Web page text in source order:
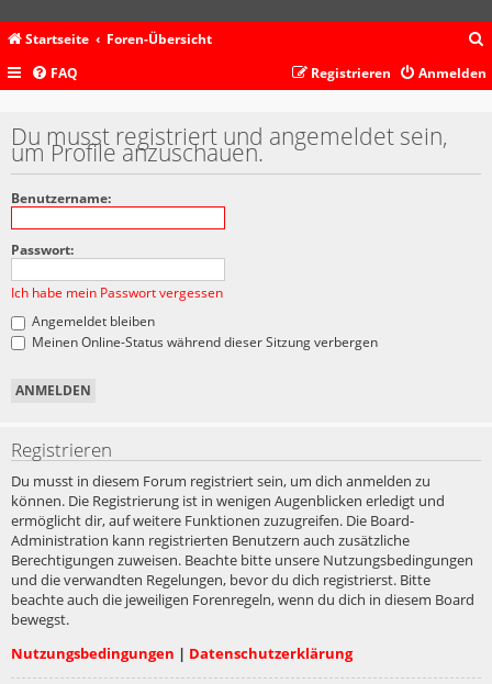
Startseite Foren-Übersicht
c
FAQ Anmelden
Registrieren
Du musst registriert und angemeldet sein,
um Profile anzuschauen.
Benutzername:
Passwort:
Ich habe mein Passwort vergessen
Angemeldet bleiben
Meinen Online-Status während dieser Sitzung verbergen
Registrieren
Du musst in diesem Forum registriert sein, um dich anmelden zu
können. Die Registrierung ist in wenigen Augenblicken erledigt und
ermöglicht dir, auf weitere Funktionen zuzugreifen. Die Board-
Administration kann registrierten Benutzern auch zusätzliche
Berechtigungen zuweisen. Beachte bitte unsere Nutzungsbedingungen
und die verwandten Regelungen, bevor du dich registrierst. Bitte
beachte auch die jeweiligen Forenregeln, wenn du dich in diesem Board
bewegst.
Nutzungsbedingungen | Datenschutzerklärung